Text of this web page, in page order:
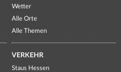
Wetter
Alle Orte
Alle Themen
VERKEHR
Staus Hessen